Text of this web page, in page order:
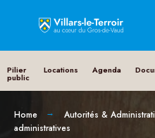
Pilier
public
Locations Agenda
Home Autorités &
administratives